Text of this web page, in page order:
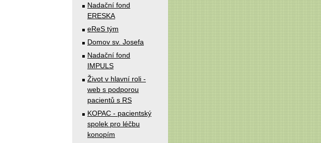
Nadační fond
ERESKA
eReS tým
Domov sv. Josefa
Nadační fond
IMPULS
Život v hlavní roli -
web s podporou
pacientů s RS
KOPAC - pacientský
spolek pro léčbu
konopím